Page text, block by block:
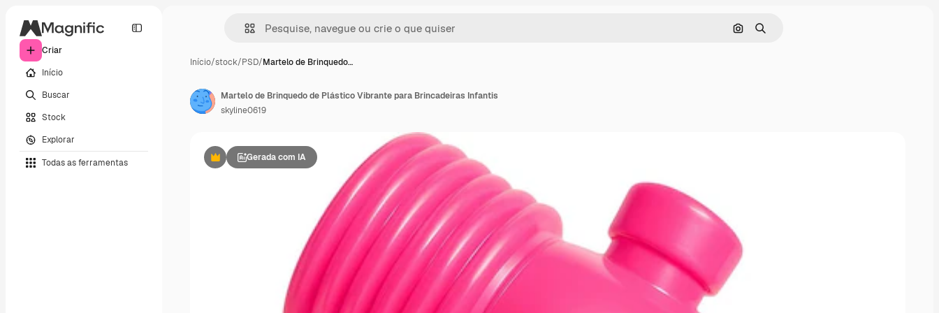
Criar
Início
Buscar
Stock
Explorar
Todas as ferramentas
Pesquisar por imagem
Buscar
Início/stock/PSD/Martelo de Brinquedo…
PremiumGerada com IA
Martelo de Brinquedo de Plástico Vibrante para Brincadeiras Infantis
skyline0619